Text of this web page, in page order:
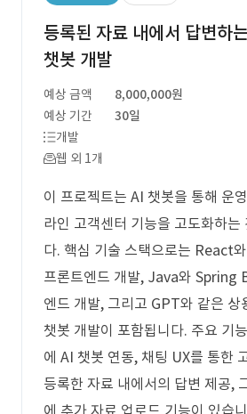
등록된 자료 내에서 답변하
챗봇 개발
예상 금액
8,000,000원
예상 기간
30일
개발
웹 외 1개
이 프로젝트는 AI 챗봇을 통해 운
라인 고객센터 기능을 고도화하는
다. 핵심 기술 스택으로는 React
프론트엔드 개발, Java와 Spring
엔드 개발, 그리고 GPT와 같은
챗봇 개발이 포함됩니다. 주요 기
에 AI 챗봇 연동, 채팅 UX를 통한
등록한 자료 내에서의 답변 제공,
에 추가 자료 업로드 기능이 있습